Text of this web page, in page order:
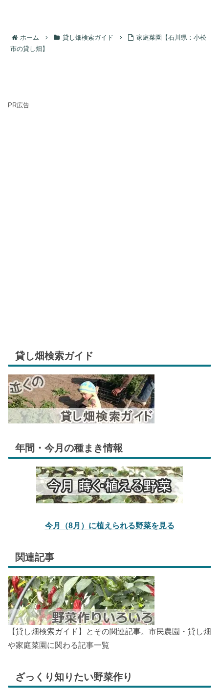
ホーム 貸し畑検索ガイド
家庭菜園【石川県：小松
市の貸し畑】
PR広告
貸し畑検索ガイド
年間・今月の種まき情報
今月（8月）に植えられる野菜を見る
関連記事
【貸し畑検索ガイド】とその関連記事。市民農園・貸し畑
や家庭菜園に関わる記事一覧
ざっくり知りたい野菜作り